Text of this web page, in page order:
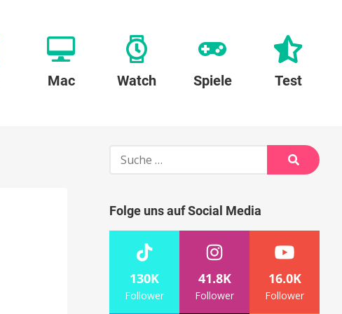
Mac Watch Spiele Test
Suche
Suche
Folge uns auf Social Media
130K
Follower
41.8K
Follower
16.0K
Follower